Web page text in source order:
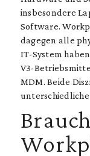
insbesondere
Software.
dagegen alle
IT-System
V3-
MDM. Beide